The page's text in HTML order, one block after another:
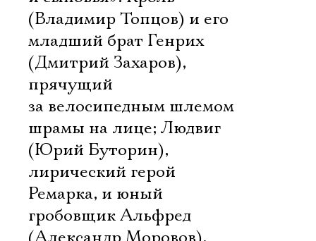
(Владимир Топцов) и его
младший брат Генрих
(Дмитрий Захаров),
прячущий
за велосипедным шлемом
шрамы на лице; Людвиг
(Юрий Буторин),
лирический герой
Ремарка, и юный
гробовщик Альфред